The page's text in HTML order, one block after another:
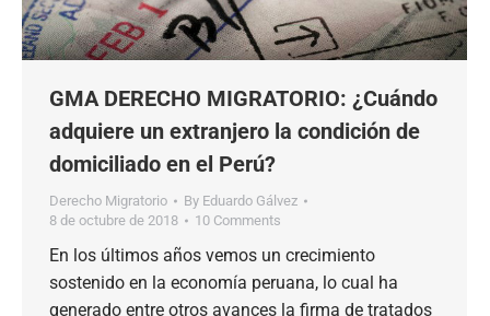
GMA DERECHO MIGRATORIO: ¿Cuándo
adquiere un extranjero la condición de
domiciliado en el Perú?
Derecho Migratorio By Eduardo Gálvez
8 de octubre de 2018
10 Comments
En los últimos años vemos un crecimiento
sostenido en la economía peruana, lo cual ha
generado entre otros avances la firma de tratados